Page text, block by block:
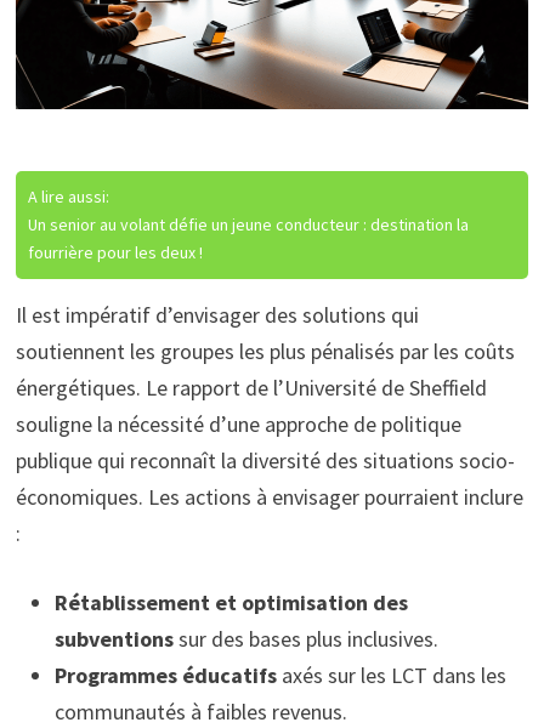
A lire aussi:
Un senior au volant défie un jeune conducteur : destination la
fourrière pour les deux !
Il est impératif d’envisager des solutions qui
soutiennent les groupes les plus pénalisés par les coûts
énergétiques. Le rapport de l’Université de Sheffield
souligne la nécessité d’une approche de politique
publique qui reconnaît la diversité des situations socio-
économiques. Les actions à envisager pourraient inclure
:
Rétablissement et optimisation des
subventionssur des bases plus inclusives.
Programmes éducatifsaxés sur les LCT dans les
communautés à faibles revenus.